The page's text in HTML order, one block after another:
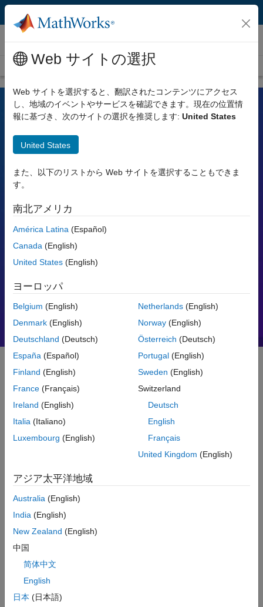
コンテンツへスキップ
ビデオ
ビデオ ホーム 検索
各ツールの機能や活用方法、またそれらがエンジニアや科学者の業
検索
MATLAB
入門
MATLAB とは
製品概要
MATLAB とは
Web サイトの選択
Web サイトを選択すると、翻訳されたコンテンツにアクセス
し、地域のイベントやサービスを確認できます。現在の位置情
報に基づき、次のサイトの選択を推奨します: United States
United States
また、以下のリストから Web サイトを選択することもできま
す。
南北アメリカ
América Latina (Español)
Canada (English)
United States (English)
ヨーロッパ
Belgium (English)
Denmark (English)
Deutschland (Deutsch)
España (Español)
Finland (English)
France (Français)
Ireland (English)
Italia (Italiano)
Luxembourg (English)
Netherlands(English)
Norway(English)
Österreich (Deutsch)
Portugal(English)
Sweden (English)
Switzerland
Deutsch
English
Français
United Kingdom (English)
アジア太平洋地域
Australia (English)
India (English)
New Zealand (English)
中国
简体中文
English
日本 (日本語)